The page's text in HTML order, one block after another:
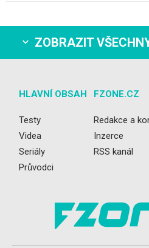
ZOBRAZIT
HLAVNÍ OBSAH
Testy
Videa
Seriály
Průvodci
FZONE.CZ
Redakce a
Inzerce
RSS kanál